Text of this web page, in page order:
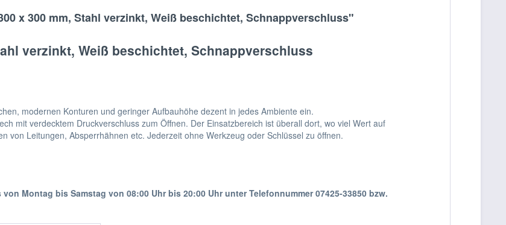
x 300 mm, Stahl verzinkt, Weiß beschichtet, Schnappverschluss"
verzinkt, Weiß beschichtet, Schnappverschluss
modernen Konturen und geringer Aufbauhöhe dezent in jedes Ambiente ein.
mit verdecktem Druckverschluss zum Öffnen. Der Einsatzbereich ist überall dort, wo viel Wert auf
von Leitungen, Absperrhähnen etc. Jederzeit ohne Werkzeug oder Schlüssel zu öffnen.
Montag bis Samstag von 08:00 Uhr bis 20:00 Uhr unter Telefonnummer 07425-33850 bzw.